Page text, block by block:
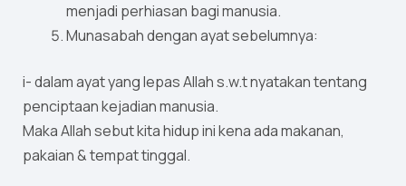
menjadi perhiasan bagi manusia.
Munasabah dengan ayat sebelumnya:
i- dalam ayat yang lepas Allah s.w.t nyatakan tentang
penciptaan kejadian manusia.
Maka Allah sebut kita hidup ini kena ada makanan,
pakaian & tempat tinggal.